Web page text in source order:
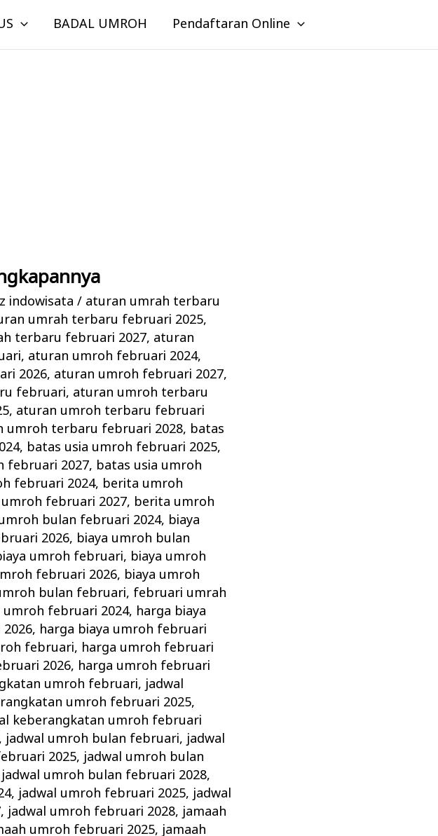
BADAL UMROH Pendaftaran Online
indowisata/ aturan umrah terbaru
umrah terbaru februari 2025,
terbaru februari 2027, aturan
, aturan umroh februari 2024,
2026, aturan umroh februari 2027,
februari, aturan umroh terbaru
, aturan umroh terbaru februari
umroh terbaru februari 2028, batas
, batas usia umroh februari 2025,
februari 2027, batas usia umroh
februari 2024, berita umroh
februari 2027, berita umroh
bulan februari 2024, biaya
2026, biaya umroh bulan
umroh februari, biaya umroh
februari 2026, biaya umroh
bulan februari, februari umrah
umroh februari 2024, harga biaya
, harga biaya umroh februari
februari, harga umroh februari
2026, harga umroh februari
umroh februari, jadwal
umroh februari 2025,
keberangkatan umroh februari
jadwal umroh bulan februari, jadwal
2025, jadwal umroh bulan
jadwal umroh bulan februari 2028,
, jadwal umroh februari 2025, jadwal
, jadwal umroh februari 2028, jamaah
umroh februari 2025, jamaah